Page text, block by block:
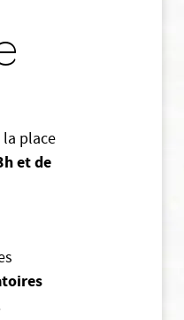
place
et de